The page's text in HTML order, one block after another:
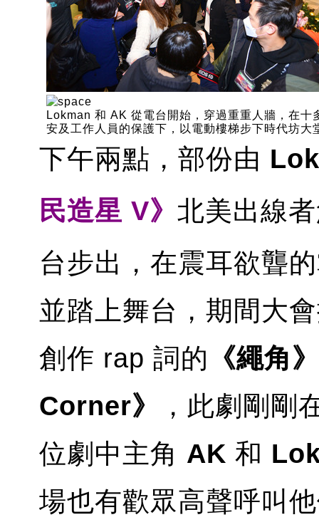
Lokman 和 AK 從電台開始，穿過重重人牆，在十
安及工作人員的保護下，以電動樓梯步下時代坊大
下午兩點，部份由
民造星 V》 北美出線
台步出，在震耳欲聾
並踏上舞台，期間大
創作 rap 詞的 《繩角》
Corner》
，此劇剛剛
位劇中主角 AK 和
場也有歡眾高聲呼叫